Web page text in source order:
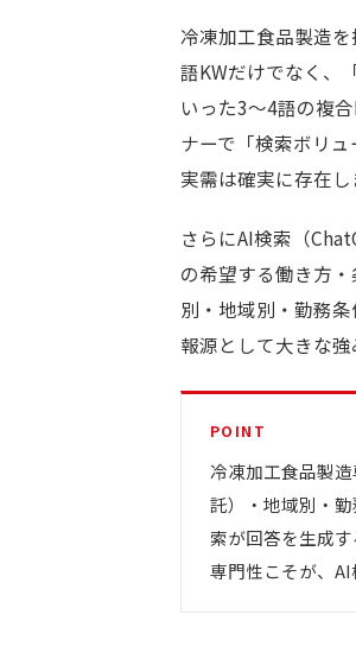
冷凍加工食品製造
語KWだけでなく、
いった3〜4語の複
ナーで「検索ボリ
実需は確実に存在し
さらにAI検索（
の希望する働き方
別・地域別・勤務
報源として大きな強
POINT
冷凍加工食品製
託）・地域別・
索が回答を生成
専門性こそが、AI